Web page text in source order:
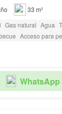
33 m²
Gas natural Agua
Acceso para
WhatsApp